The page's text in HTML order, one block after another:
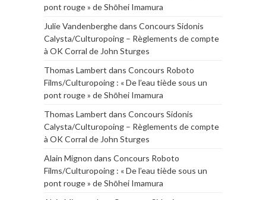
pont rouge » de Shōhei Imamura
Julie Vandenberghedans Concours Sidonis
Calysta/Culturopoing – Règlements de compte
à OK Corral de John Sturges
Thomas Lambert dans Concours Roboto
Films/Culturopoing : « De l’eau tiède sous un
pont rouge » de Shōhei Imamura
Thomas Lambert dans Concours Sidonis
Calysta/Culturopoing – Règlements de compte
à OK Corral de John Sturges
Alain Mignon dans Concours Roboto
Films/Culturopoing : « De l’eau tiède sous un
pont rouge » de Shōhei Imamura